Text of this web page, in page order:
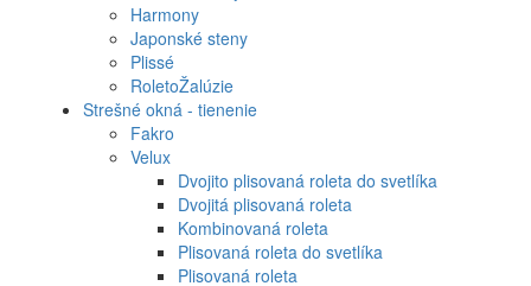
Harmony
Japonské steny
Plissé
RoletoŽalúzie
Strešné okná - tienenie
Fakro
Velux
Dvojito plisovaná roleta do svetlíka
Dvojitá plisovaná roleta
Kombinovaná roleta
Plisovaná roleta do svetlíka
Plisovaná roleta